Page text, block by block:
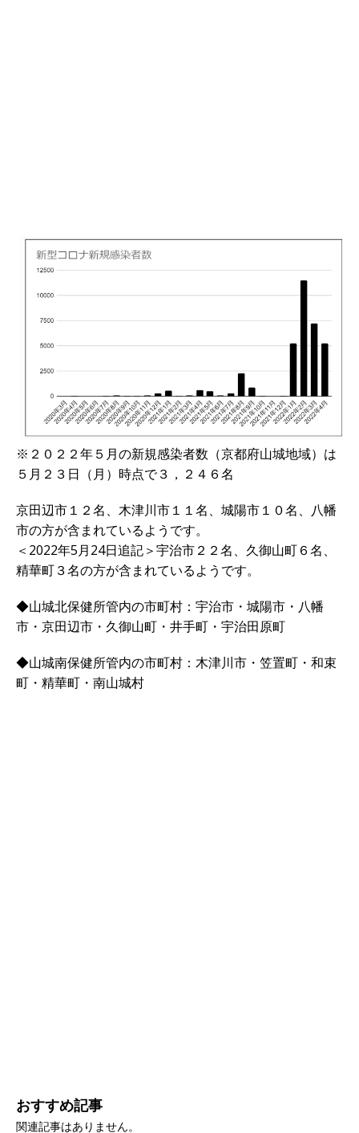
※２０２２年５月の新規感染者数（京都府山城地域）は
５月２３日（月）時点で３，２４６名
京田辺市１２名、木津川市１１名、城陽市１０名、八幡
市の方が含まれているようです。
＜2022年5月24日追記＞宇治市２２名、久御山町６名、
精華町３名の方が含まれているようです。
◆山城北保健所管内の市町村：宇治市・城陽市・八幡
市・京田辺市・久御山町・井手町・宇治田原町
◆山城南保健所管内の市町村：木津川市・笠置町・和束
町・精華町・南山城村
おすすめ記事
関連記事はありません。